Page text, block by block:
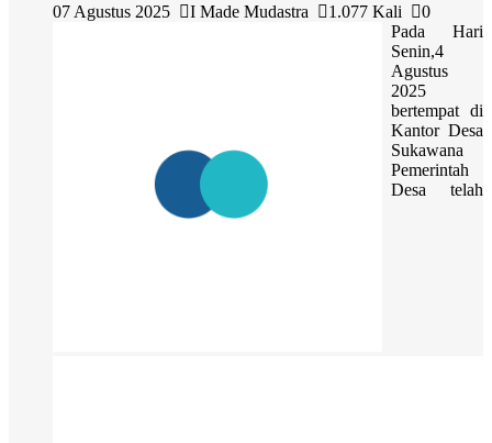
07 Agustus 2025 I Made Mudastra 1.077 Kali
0
Pada Hari
Senin,4
Agustus
2025
bertempat di
Kantor Desa
Sukawana
Pemerintah
Desa telah